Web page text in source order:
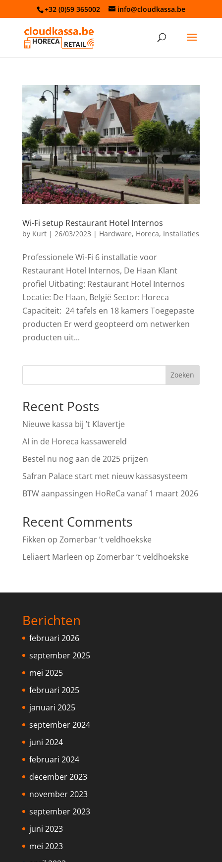
+32 (0)59 365002 info@cloudkassa.be
Wi-Fi setup Restaurant Hotel Internos
by Kurt| 26/03/2023 | Hardware, Horeca, Installaties
Professionele Wi-Fi 6 installatie voor
Restaurant Hotel Internos, De Haan Klant
profiel Uitbating: Restaurant Hotel Internos
Locatie: De Haan, België Sector: Horeca
Capaciteit: 24 tafels en 18 kamers Toegepaste
producten Er werd geopteerd om netwerken
producten uit...
Zoeken
Recent Posts
Nieuwe kassa bij ’t Klavertje
AI in de Horeca kassawereld
Bestel nu nog aan de 2025 prijzen
Safran Palace start met nieuw kassasysteem
BTW aanpassingen HoReCa vanaf 1 maart 2026
Recent Comments
Fikken op Zomerbar ’t veldhoekske
Leliaert Marleen op Zomerbar ’t veldhoekske
Berichten
februari 2026
september 2025
mei 2025
februari 2025
januari 2025
september 2024
juni 2024
februari 2024
december 2023
november 2023
september 2023
juni 2023
mei 2023